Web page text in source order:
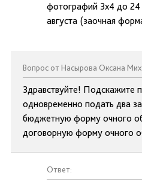
фотографий 3х4 до
августа (заочная
Вопрос от Насырова Оксана
Здравствуйте! Подскажите
одновременно подать два
бюджетную форму очного
договорную форму очного
Ответ: